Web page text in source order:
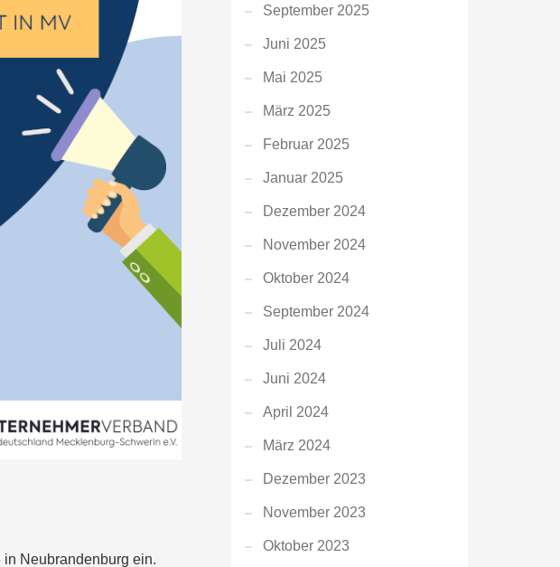
Neubrandenburg ein.
September 2025
Juni 2025
Mai 2025
März 2025
Februar 2025
Januar 2025
Dezember 2024
November 2024
Oktober 2024
September 2024
Juli 2024
Juni 2024
April 2024
März 2024
Dezember 2023
November 2023
Oktober 2023